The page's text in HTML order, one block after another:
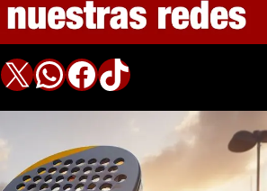
X WhatsApp Facebook TikTok